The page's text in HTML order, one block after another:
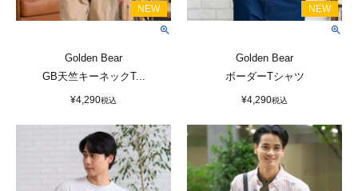
Golden Bear
GB天竺キーネックT...
¥4,290税込
Golden Bear
ボーダーTシャツ
¥4,290税込